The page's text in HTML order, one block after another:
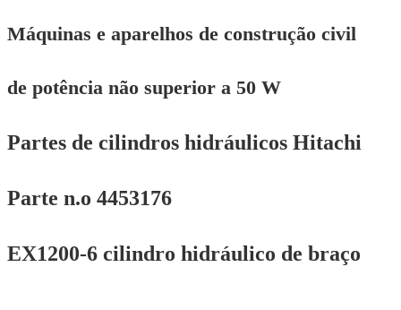
Máquinas e aparelhos de construção civil
de potência não superior a 50 W
Partes de cilindros hidráulicos Hitachi
Parte n.o 4453176
EX1200-6 cilindro hidráulico de braço